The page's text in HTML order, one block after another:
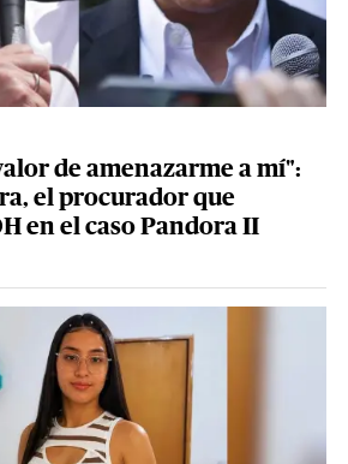
de amenazarme a mí":
el procurador que
en el caso Pandora II